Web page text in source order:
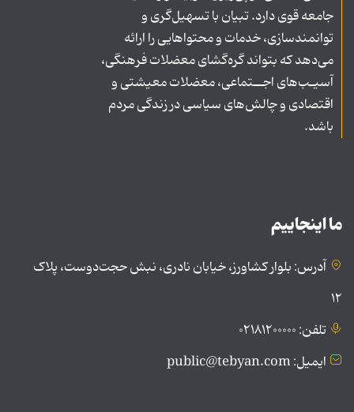
جامعه قوی دارد. تبیان با تسهیل‌گری و
توانمندسازی، خدمات و محتواهایی را ارائه
می‌دهد که بتواند گره‌گشای معضلات فرهنگی،
آسیـب‌های اجــتماعی، معضلات معیشتی و
اقتصادی و چالش‌های سیاسی در زندگی مردم
باشد.
ما اینجاییم
آدرس: بلوار کشاورز، خیابان نادری، نبش حجت‌دوست، پلاک
۱۲
تلفن: ۰۲۱۸۱۲۰۰۰۰۰
ایمیل: public@tebyan.com